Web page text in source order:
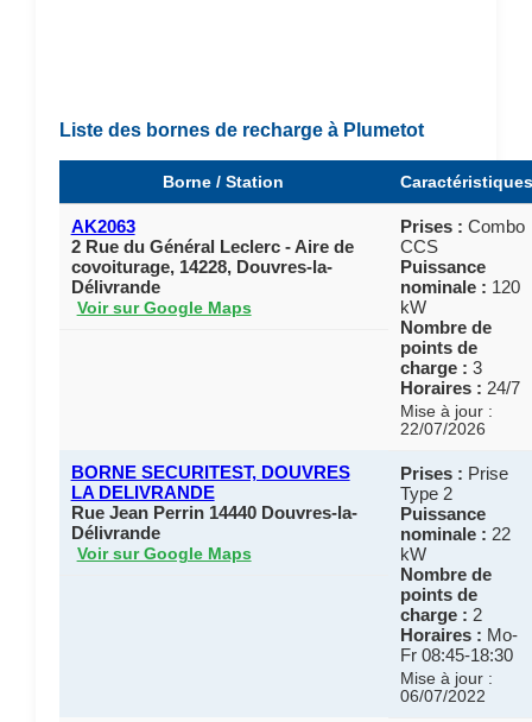
Liste des bornes de recharge à Plumetot
Borne / Station Caractéristiques
AK2063
2 Rue du Général Leclerc - Aire de
covoiturage, 14228, Douvres-la-
Délivrande
Voir sur Google Maps
Prises : Combo
CCS
Puissance
nominale : 120
kW
Nombre de
points de
charge : 3
Horaires : 24/7
Mise à jour :
22/07/2026
BORNE SECURITEST, DOUVRES
LA DELIVRANDE
Rue Jean Perrin 14440 Douvres-la-
Délivrande
Voir sur Google Maps
Prises : Prise
Type 2
Puissance
nominale : 22
kW
Nombre de
points de
charge : 2
Horaires : Mo-
Fr 08:45-18:30
Mise à jour :
06/07/2022